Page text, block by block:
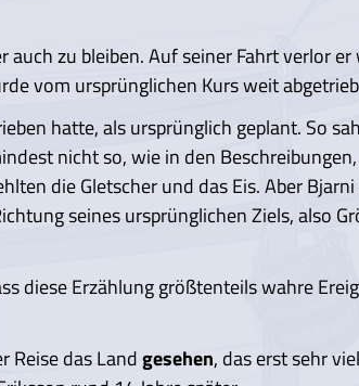
auch zu bleiben. Auf seiner Fahrt verlor
vom ursprünglichen Kurs weit
hatte, als ursprünglich geplant. So
nicht so, wie in den
die Gletscher und das Eis. Aber
seines ursprünglichen Ziels, also
diese Erzählung größtenteils wahre
Reise das Landgesehen, das erst sehr